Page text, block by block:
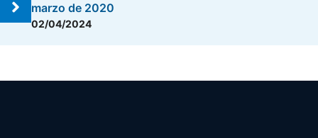
marzo de 2020
02/04/2024